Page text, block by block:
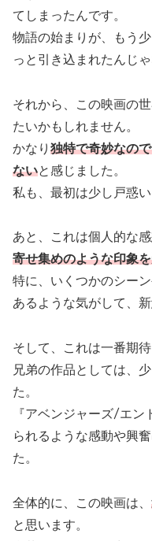
てしまったんです。
物語の始まりが、もう
っと引き込まれたんじ
それから、この映画の
たいかもしれません。
かなり 独特で奇妙なの
ないと感じました。
私も、最初は少し戸惑
あと、これは個人的な感
寄せ集めのような印象
特に、いくつかのシー
あるような気がして、
そして、これは一番期
兄弟の作品としては、
た。
『アベンジャーズ/エン
られるような感動や興
た。
全体的に、この映画は、
と思います。